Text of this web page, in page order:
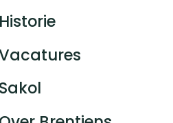
Historie
Sakol